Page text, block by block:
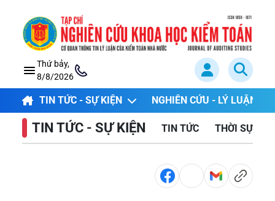
Thứ bảy,
8/8/2026
TIN TỨC - SỰ KIỆN NGHIÊN CỨU - LÝ LUẬN
TIN TỨC - SỰ KIỆN TIN TỨC THỜI SỰ